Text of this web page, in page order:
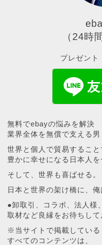
（24時
プレゼント
無料でebayの悩みを解決
業界全体を無償で支える男
世界と個人で貿易すること
豊かに幸せになる日本人
そして、世界も喜ばせる。
日本と世界の架け橋に、
●卸取引、コラボ、法人様
取材など良縁をお待ちして
※当サイトで掲載している
すべてのコンテンツは、